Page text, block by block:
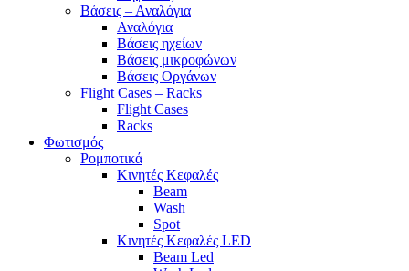
Βάσεις – Αναλόγια
Αναλόγια
Βάσεις ηχείων
Βάσεις μικροφώνων
Βάσεις Οργάνων
Flight Cases – Racks
Flight Cases
Racks
Φωτισμός
Ρομποτικά
Κινητές Κεφαλές
Beam
Wash
Spot
Κινητές Κεφαλές LED
Beam Led